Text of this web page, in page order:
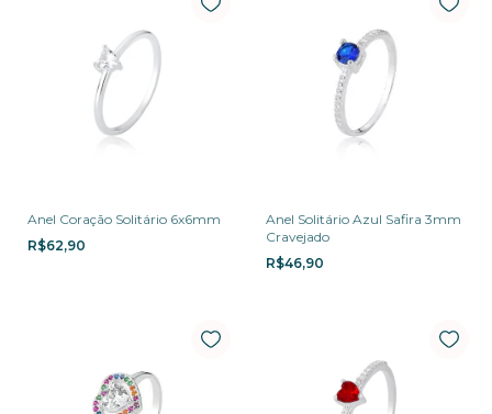
Anel Coração Solitário 6x6mm
R$62,90
Anel Solitário Azul Safira 3mm
Cravejado
R$46,90